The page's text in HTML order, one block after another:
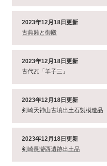
2023年12月18日更新
古典雛と御殿
2023年12月18日更新
古代瓦「羊子三」
2023年12月18日更新
剣崎天神山古墳出土石製模造品
2023年12月18日更新
剣崎長瀞西遺跡出土品